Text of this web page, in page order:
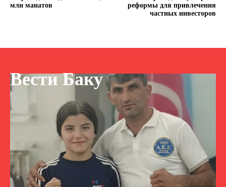
млн манатов
реформы для привлечения
частных инвесторов
Вести Баку